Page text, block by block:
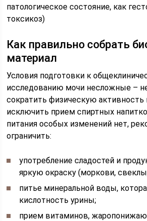
патологическое состояние, как
токсикоз)
Как правильно собрать
материал
Условия подготовки к
исследованию мочи несложные –
сократить физическую
исключить прием спиртных
питания особых изменений нет,
ограничить:
употребление сладостей и
яркую окраску (моркови,
питье минеральной воды,
кислотность урины;
прием витаминов,